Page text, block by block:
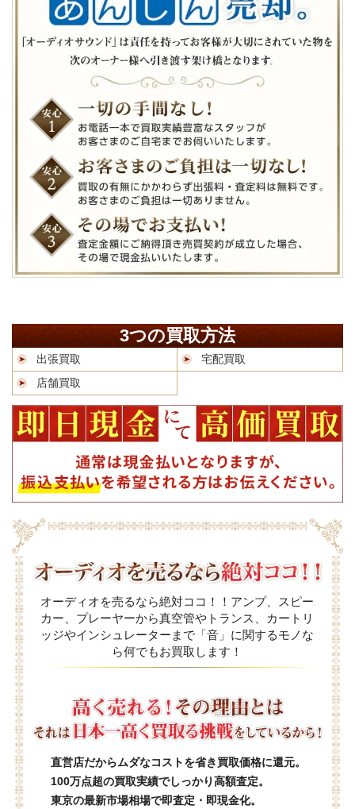
3つの買取方法
出張買取
宅配買取
店舗買取
オーディオを売るなら絶対ココ！！アンプ、スピー
カー、プレーヤーから真空管やトランス、カートリ
ッジやインシュレーターまで「音」に関するモノな
ら何でもお買取します！
直営店だからムダなコストを省き買取価格に還元。
100万点超の買取実績でしっかり高額査定。
東京の最新市場相場で即査定・即現金化。